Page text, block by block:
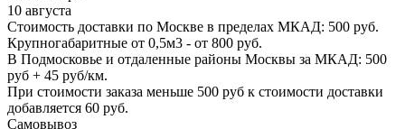
10 августа
Стоимость доставки по Москве в пределах МКАД: 500 руб.
Крупногабаритные от 0,5м3 - от 800 руб.
В Подмосковье и отдаленные районы Москвы за МКАД: 500
руб + 45 руб/км.
При стоимости заказа меньше 500 руб к стоимости доставки
добавляется 60 руб.
Самовывоз